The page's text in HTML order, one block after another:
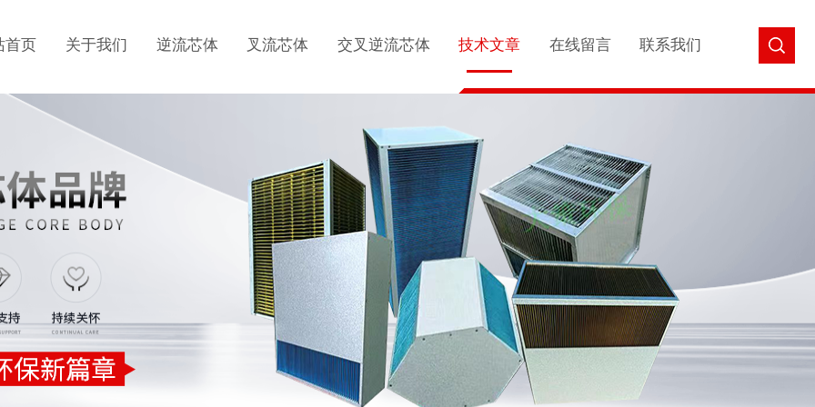
首页 关于我们 逆流芯体 叉流芯体 交叉逆流芯体 技术文章 在线留言 联系我们